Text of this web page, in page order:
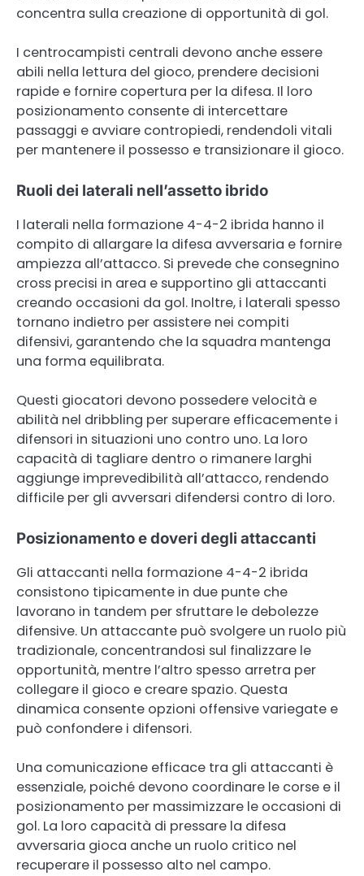
concentra sulla creazione di opportunità di gol.
I centrocampisti centrali devono anche essere
abili nella lettura del gioco, prendere decisioni
rapide e fornire copertura per la difesa. Il loro
posizionamento consente di intercettare
passaggi e avviare contropiedi, rendendoli vitali
per mantenere il possesso e transizionare il gioco.
Ruoli dei laterali nell’assetto ibrido
I laterali nella formazione 4-4-2 ibrida hanno il
compito di allargare la difesa avversaria e fornire
ampiezza all’attacco. Si prevede che consegnino
cross precisi in area e supportino gli attaccanti
creando occasioni da gol. Inoltre, i laterali spesso
tornano indietro per assistere nei compiti
difensivi, garantendo che la squadra mantenga
una forma equilibrata.
Questi giocatori devono possedere velocità e
abilità nel dribbling per superare efficacemente i
difensori in situazioni uno contro uno. La loro
capacità di tagliare dentro o rimanere larghi
aggiunge imprevedibilità all’attacco, rendendo
difficile per gli avversari difendersi contro di loro.
Posizionamento e doveri degli attaccanti
Gli attaccanti nella formazione 4-4-2 ibrida
consistono tipicamente in due punte che
lavorano in tandem per sfruttare le debolezze
difensive. Un attaccante può svolgere un ruolo più
tradizionale, concentrandosi sul finalizzare le
opportunità, mentre l’altro spesso arretra per
collegare il gioco e creare spazio. Questa
dinamica consente opzioni offensive variegate e
può confondere i difensori.
Una comunicazione efficace tra gli attaccanti è
essenziale, poiché devono coordinare le corse e il
posizionamento per massimizzare le occasioni di
gol. La loro capacità di pressare la difesa
avversaria gioca anche un ruolo critico nel
recuperare il possesso alto nel campo.